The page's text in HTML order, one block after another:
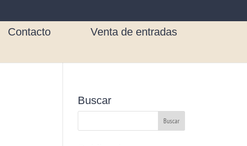
Contacto
Venta de entradas
Buscar